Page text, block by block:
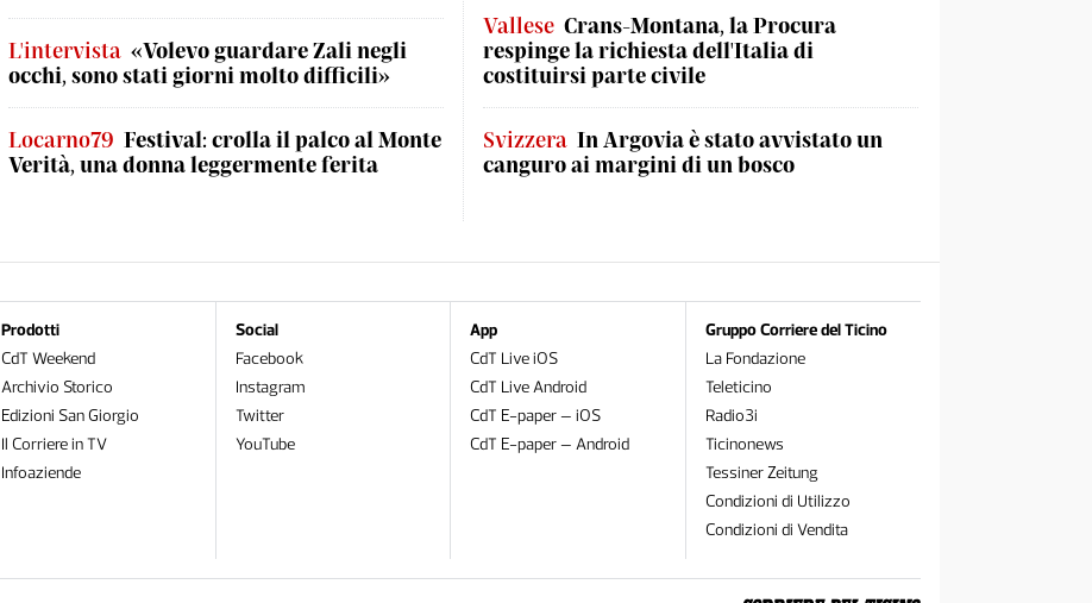
L'intervista «Volevo guardare Zali negli
occhi, sono stati giorni molto difficili»
Locarno79 Festival: crolla il palco al Monte
Verità, una donna leggermente ferita
Vallese Crans-Montana, la Procura
respinge la richiesta dell'Italia di
costituirsi parte civile
Svizzera In Argovia è stato avvistato un
canguro ai margini di un bosco
Prodotti
CdT Weekend
Archivio Storico
Edizioni San Giorgio
Il Corriere in TV
Infoaziende
Social
Facebook
Instagram
Twitter
YouTube
App
CdT Live iOS
CdT Live Android
CdT E-paper – iOS
CdT E-paper – Android
Gruppo Corriere del Ticino
La Fondazione
Teleticino
Radio3i
Ticinonews
Tessiner Zeitung
Condizioni di Utilizzo
Condizioni di Vendita